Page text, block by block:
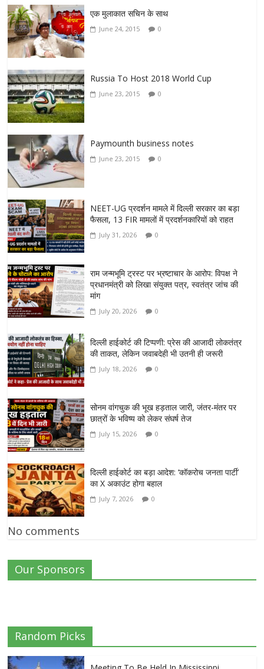
एक मुलाकात सचिन के साथ
June 24, 2015 0
Russia To Host 2018 World Cup
June 23, 2015 0
Paymounth business notes
June 23, 2015 0
NEET-UG प्रदर्शन मामले में दिल्ली सरकार का बड़ा
फैसला, 13 FIR मामलों में प्रदर्शनकारियों को राहत
July 31, 2026 0
राम जन्मभूमि ट्रस्ट पर भ्रष्टाचार के आरोप: विपक्ष ने
प्रधानमंत्री को लिखा संयुक्त पत्र, स्वतंत्र जांच की
मांग
July 20, 2026 0
दिल्ली हाईकोर्ट की टिप्पणी: प्रेस की आजादी लोकतंत्र
की ताकत, लेकिन जवाबदेही भी उतनी ही जरूरी
July 18, 2026 0
सोनम वांगचुक की भूख हड़ताल जारी, जंतर-मंतर पर
छात्रों के भविष्य को लेकर संघर्ष तेज
July 15, 2026 0
दिल्ली हाईकोर्ट का बड़ा आदेश: ‘कॉकरोच जनता पार्टी’
का X अकाउंट होगा बहाल
July 7, 2026 0
No comments
Our Sponsors
Random Picks